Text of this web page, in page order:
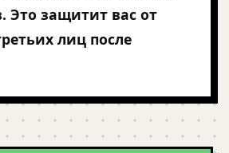
Это защитит вас от
лиц после